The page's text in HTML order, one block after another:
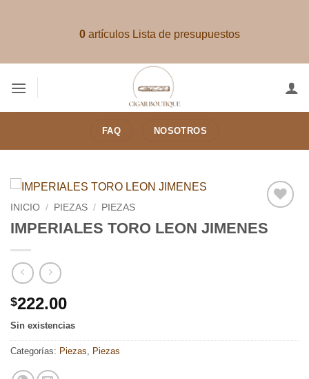
0artículos Lista de presupuestos
FAQ NOSOTROS
Añadir
INICIO / PIEZAS / PIEZAS
IMPERIALES TORO LEON JIMENES
$222.00
Sin existencias
Categorías: Piezas Piezas